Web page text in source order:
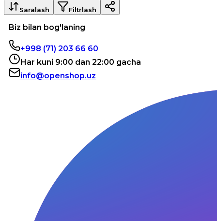
Saralash Filtrlash
Biz bilan bog'laning
+998 (71) 203 66 60
Har kuni 9:00 dan 22:00 gacha
info@openshop.uz